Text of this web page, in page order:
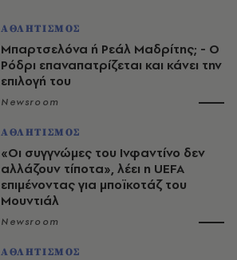
ΑΘΛΗΤΙΣΜΟΣ
Μπαρτσελόνα ή Ρεάλ Μαδρίτης; - Ο
Ρόδρι επαναπατρίζεται και κάνει την
επιλογή του
Newsroom
ΑΘΛΗΤΙΣΜΟΣ
«Οι συγγνώμες του Ινφαντίνο δεν
αλλάζουν τίποτα», λέει η UEFA
επιμένοντας για μποϊκοτάζ του
Μουντιάλ
Newsroom
ΑΘΛΗΤΙΣΜΟΣ